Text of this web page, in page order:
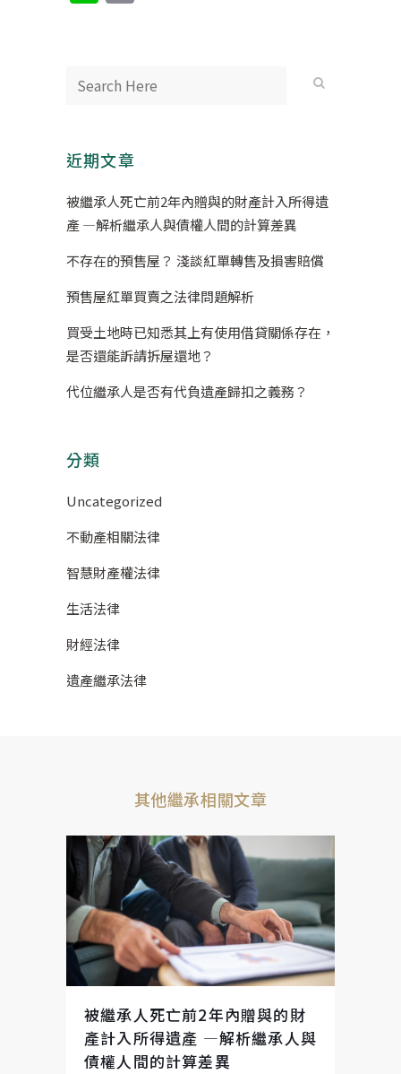
近期文章
被繼承人死亡前2年內贈與的財產計入所得遺
產 —解析繼承人與債權人間的計算差異
不存在的預售屋？ 淺談紅單轉售及損害賠償
預售屋紅單買賣之法律問題解析
買受土地時已知悉其上有使用借貸關係存在，
是否還能訴請拆屋還地？
代位繼承人是否有代負遺產歸扣之義務？
分類
Uncategorized
不動產相關法律
智慧財產權法律
生活法律
財經法律
遺產繼承法律
其他繼承相關文章
被繼承人死亡前2年內贈與的財
產計入所得遺產 —解析繼承人與
債權人間的計算差異